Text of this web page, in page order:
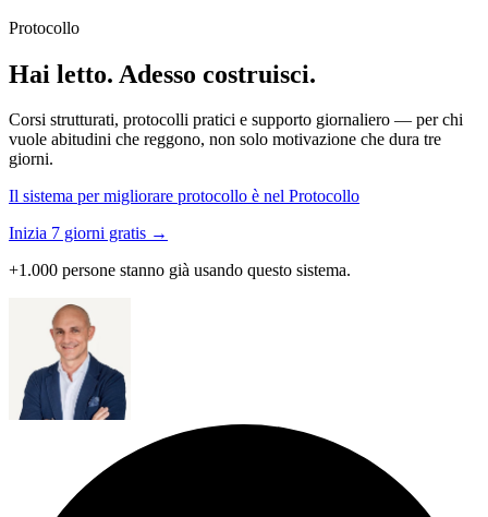
Protocollo
Hai letto. Adesso costruisci.
Corsi strutturati, protocolli pratici e supporto giornaliero — per chi
vuole abitudini che reggono, non solo motivazione che dura tre
giorni.
Il sistema per migliorare protocollo è nel Protocollo
Inizia 7 giorni gratis →
+1.000 persone stanno già usando questo sistema.